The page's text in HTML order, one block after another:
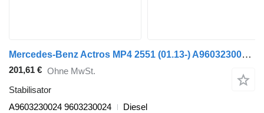
Mercedes-Benz Actros MP4 2551 (01.13-) A9603230024 Stabilisator für Mercedes-Benz Actros MP4 Antos Arocs (2012-) Sattelzugmaschine
201,61 € Ohne MwSt.
Stabilisator
A9603230024 9603230024
Diesel